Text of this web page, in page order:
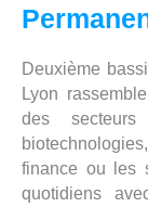
Deuxième
Lyon
des
finance ou les
quotidiens